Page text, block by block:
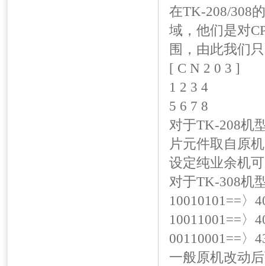
在TK-208/308
域，他们是对
围，由此我们
[ C N 2 0 3 ]
1 2 3 4
5 6 7 8
对于TK-208机
片元件取自原
设定纯业余机
对于TK-308机
10010101==〉
10011001==〉
00110001==〉
一般原机改动